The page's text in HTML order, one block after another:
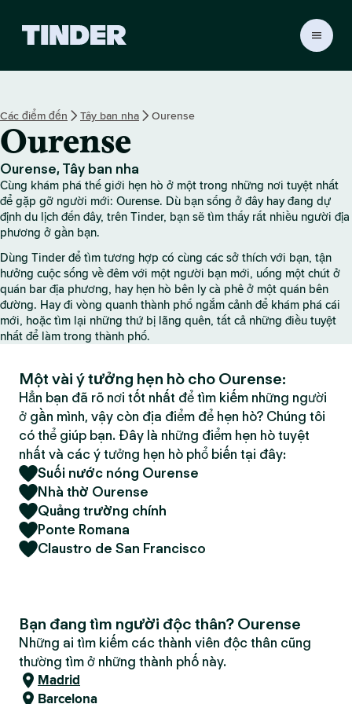
c
ủ
T
i
n
d
Các điểm đến Tây ban nha Ourense
Ourense
Ourense, Tây ban nha
Cùng khám phá thế giới hẹn hò ở một trong những nơi tuyệt nhất
để gặp gỡ người mới: Ourense. Dù bạn sống ở đây hay đang dự
định du lịch đến đây, trên Tinder, bạn sẽ tìm thấy rất nhiều người địa
phương ở gần bạn.
Dùng Tinder để tìm tương hợp có cùng các sở thích với bạn, tận
hưởng cuộc sống về đêm với một người bạn mới, uống một chút ở
quán bar địa phương, hay hẹn hò bên ly cà phê ở một quán bên
đường. Hay đi vòng quanh thành phố ngắm cảnh để khám phá cái
mới, hoặc tìm lại những thứ bị lãng quên, tất cả những điều tuyệt
nhất để làm trong thành phố.
Một vài ý tưởng hẹn hò cho Ourense:
Hẳn bạn đã rõ nơi tốt nhất để tìm kiếm những người
ở gần mình, vậy còn địa điểm để hẹn hò? Chúng tôi
có thể giúp bạn. Đây là những điểm hẹn hò tuyệt
nhất và các ý tưởng hẹn hò phổ biến tại đây:
Suối nước nóng Ourense
Nhà thờ Ourense
Quảng trường chính
Ponte Romana
Claustro de San Francisco
Bạn đang tìm người độc thân? Ourense
Những ai tìm kiếm các thành viên độc thân cũng
thường tìm ở những thành phố này.
Madrid
Barcelona